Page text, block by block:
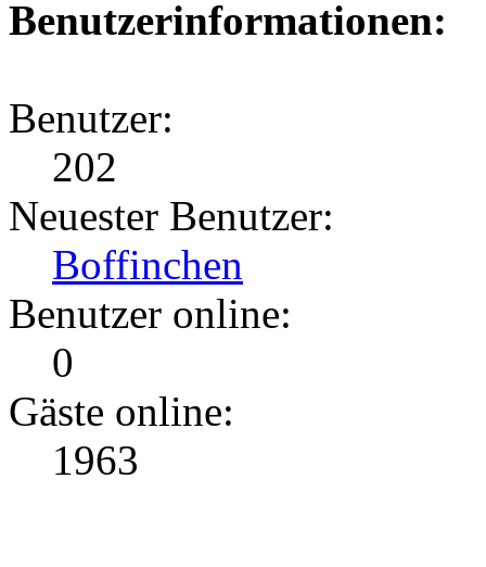
Benutzerinformationen:
Benutzer:
202
Neuester Benutzer:
Boffinchen
Benutzer online:
0
Gäste online:
1963